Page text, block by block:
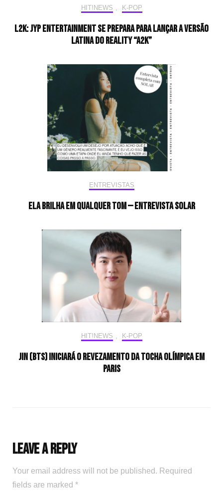
HIT!NEWS K-POP
L2K: JYP Entertainment se prepara para lançar a versão
latina do reality “A2K”
ENTREVISTAS
Ela brilha em qualquer tom — Entrevista Solar
HIT!NEWS , K-POP
Jin (BTS) iniciará o revezamento da tocha olímpica em
Paris
Leave a Reply
Your email address will not be published. Required
fields are marked *